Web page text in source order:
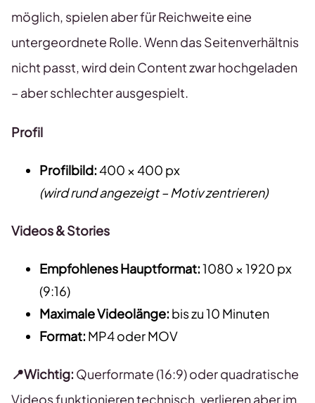
möglich, spielen aber für Reichweite eine
untergeordnete Rolle. Wenn das Seitenverhältnis
nicht passt, wird dein Content zwar hochgeladen
– aber schlechter ausgespielt.
Profil
Profilbild:400 × 400 px
(wird rund angezeigt – Motiv zentrieren)
Videos & Stories
Empfohlenes Hauptformat:1080 × 1920 px
(9:16)
Maximale Videolänge: bis zu 10 Minuten
Format: MP4 oder MOV
📍Wichtig: Querformate (16:9) oder quadratische
Videos funktionieren technisch, verlieren aber im